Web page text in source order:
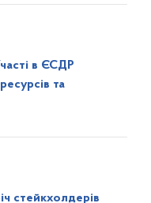
в ЄСДР
та
стейкхолдерів